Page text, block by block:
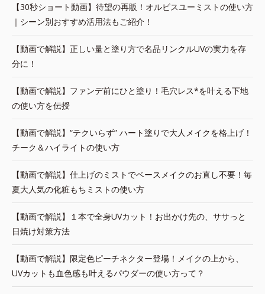
【30秒ショート動画】待望の再販！オルビスユーミストの使い方
｜シーン別おすすめ活用法もご紹介！
【動画で解説】正しい量と塗り方で名品リンクルUVの実力を存
分に！
【動画で解説】ファンデ前にひと塗り！毛穴レス*を叶える下地
の使い方を伝授
【動画で解説】“テクいらず” ハート塗りで大人メイクを格上げ！
チーク＆ハイライトの使い方
【動画で解説】仕上げのミストでベースメイクのお直し不要！毎
夏大人気の化粧もちミストの使い方
【動画で解説】１本で全身UVカット！お出かけ先の、ササっと
日焼け対策方法
【動画で解説】限定色ピーチネクター登場！メイクの上から、
UVカットも血色感も叶えるパウダーの使い方って？